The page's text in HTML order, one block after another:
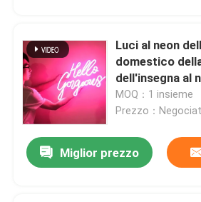
Luci al neon
domestico
dell'insegna al
silicone molle
MOQ：1 insieme
Prezzo：
Miglior prezzo